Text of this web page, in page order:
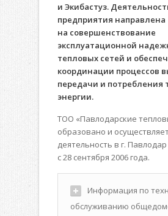
и Экибастуз.
предприятия направлена
на совершенствование
эксплуатационной
тепловых сетей и
координации процессов
передачи и потребления
энергии.
ТОО «Павлодарские
образовано и
деятельность в г. Павлодар
с 28 сентября 2006 года.
Информация по
обслуживанию